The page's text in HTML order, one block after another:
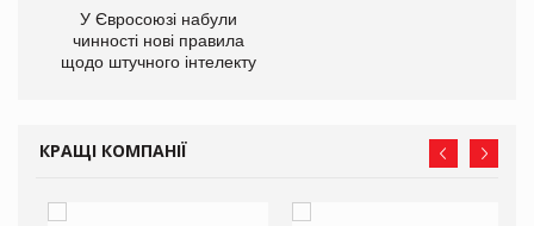
У Євросоюзі набули
чинності нові правила
щодо штучного інтелекту
КРАЩІ КОМПАНІЇ